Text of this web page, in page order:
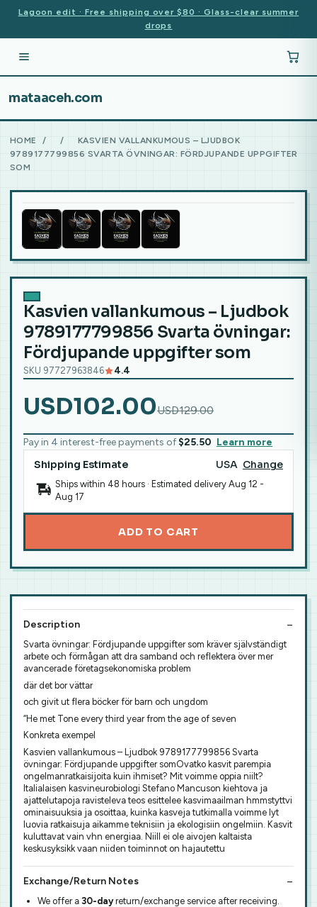
Lagoon edit · Free shipping over $80 · Glass-clear summer
drops
mataaceh.com
HOME / /
KASVIEN VALLANKUMOUS – LJUDBOK
9789177799856 SVARTA ÖVNINGAR: FÖRDJUPANDE UPPGIFTER
SOM
Kasvien vallankumous – Ljudbok
9789177799856 Svarta övningar:
Fördjupande uppgifter som
SKU 97727963846 4.4
USD102.00USD129.00
Pay in 4 interest-free payments of $25.50 Learn more
Shipping Estimate USA Change
Ships within 48 hours · Estimated delivery Aug 12 -
Aug 17
ADD TO CART
Description
Svarta övningar: Fördjupande uppgifter som kräver självständigt
arbete och förmågan att dra samband och reflektera över mer
avancerade företagsekonomiska problem
där det bor vättar
och givit ut flera böcker för barn och ungdom
“He met Tone every third year from the age of seven
Konkreta exempel
Kasvien vallankumous – Ljudbok 9789177799856 Svarta
övningar: Fördjupande uppgifter somOvatko kasvit parempia
ongelmanratkaisijoita kuin ihmiset? Mit voimme oppia niilt?
Italialaisen kasvineurobiologi Stefano Mancuson kiehtova ja
ajattelutapoja ravisteleva teos esittelee kasvimaailman hmmstyttvi
ominaisuuksia ja osoittaa, kuinka kasveja tutkimalla voimme lyt
luovia ratkaisuja aikamme teknisiin ja ekologisiin ongelmiin. Kasvit
kuluttavat vain vhn energiaa. Niill ei ole aivojen kaltaista
keskusyksikk vaan niiden toiminnot on hajautettu
Exchange/Return Notes
We offer a 30-dayreturn/exchange service after receiving.